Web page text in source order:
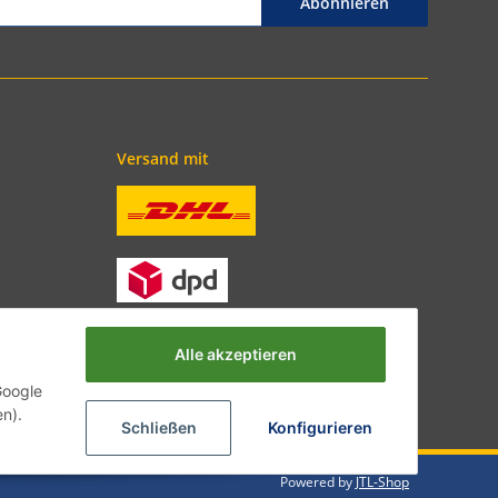
Versand mit
Powered byJTL-Shop
Alle akzeptieren
Schließen Konfigurieren